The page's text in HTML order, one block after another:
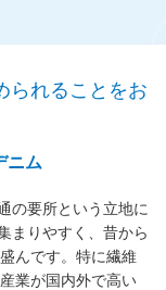
られることをお
ニム
の要所という立地に
まりやすく、昔から
んです。特に繊維
業が国内外で高い